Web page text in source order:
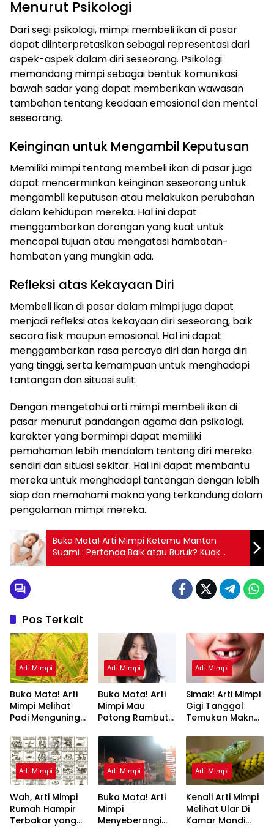
Menurut Psikologi
Dari segi psikologi, mimpi membeli ikan di pasar
dapat diinterpretasikan sebagai representasi dari
aspek-aspek dalam diri seseorang. Psikologi
memandang mimpi sebagai bentuk komunikasi
bawah sadar yang dapat memberikan wawasan
tambahan tentang keadaan emosional dan mental
seseorang.
Keinginan untuk Mengambil Keputusan
Memiliki mimpi tentang membeli ikan di pasar juga
dapat mencerminkan keinginan seseorang untuk
mengambil keputusan atau melakukan perubahan
dalam kehidupan mereka. Hal ini dapat
menggambarkan dorongan yang kuat untuk
mencapai tujuan atau mengatasi hambatan-
hambatan yang mungkin ada.
Refleksi atas Kekayaan Diri
Membeli ikan di pasar dalam mimpi juga dapat
menjadi refleksi atas kekayaan diri seseorang, baik
secara fisik maupun emosional. Hal ini dapat
menggambarkan rasa percaya diri dan harga diri
yang tinggi, serta kemampuan untuk menghadapi
tantangan dan situasi sulit.
Dengan mengetahui arti mimpi membeli ikan di
pasar menurut pandangan agama dan psikologi,
karakter yang bermimpi dapat memiliki
pemahaman lebih mendalam tentang diri mereka
sendiri dan situasi sekitar. Hal ini dapat membantu
mereka untuk menghadapi tantangan dengan lebih
siap dan memahami makna yang terkandung dalam
pengalaman mimpi mereka.
Buka Mata! Arti Mimpi Ketemu Mantan
Suami : Pertanda Baik atau Buruk? Kuak
Misterinya!
Pos Terkait
Arti Mimpi
Buka Mata! Arti
Mimpi Melihat
Padi Menguning
Diketahui
Arti Mimpi
Buka Mata! Arti
Mimpi Mau
Potong Rambut
Ini Penjelasannya
Arti Mimpi
Simak! Arti Mimpi
Gigi Tanggal
Temukan Makna
Arti Mimpi
Wah, Arti Mimpi
Rumah Hampir
Terbakar yang
Arti Mimpi
Buka Mata! Arti
Mimpi
Menyeberangi
Arti Mimpi
Kenali Arti Mimpi
Melihat Ular Di
Kamar Mandi